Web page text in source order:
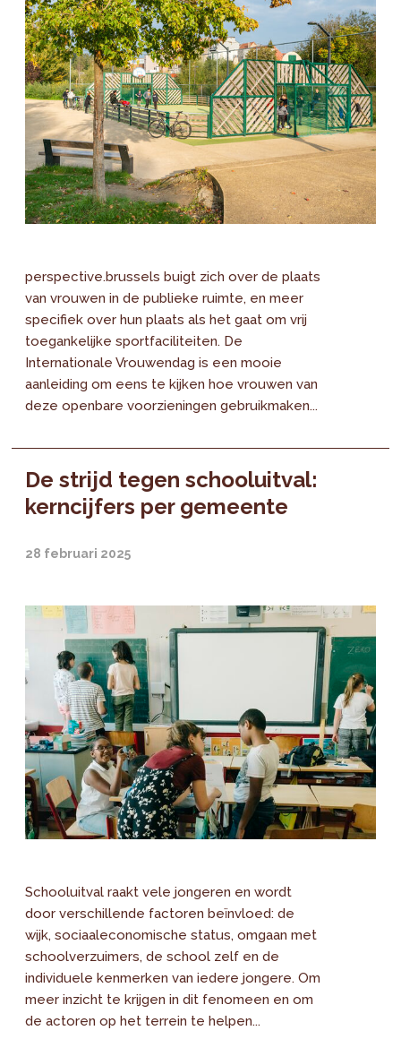
perspective.brussels buigt zich over de plaats
van vrouwen in de publieke ruimte, en meer
specifiek over hun plaats als het gaat om vrij
toegankelijke sportfaciliteiten. De
Internationale Vrouwendag is een mooie
aanleiding om eens te kijken hoe vrouwen van
deze openbare voorzieningen gebruikmaken...
De strijd tegen schooluitval:
kerncijfers per gemeente
28 februari 2025
Schooluitval raakt vele jongeren en wordt
door verschillende factoren beïnvloed: de
wijk, sociaaleconomische status, omgaan met
schoolverzuimers, de school zelf en de
individuele kenmerken van iedere jongere. Om
meer inzicht te krijgen in dit fenomeen en om
de actoren op het terrein te helpen...